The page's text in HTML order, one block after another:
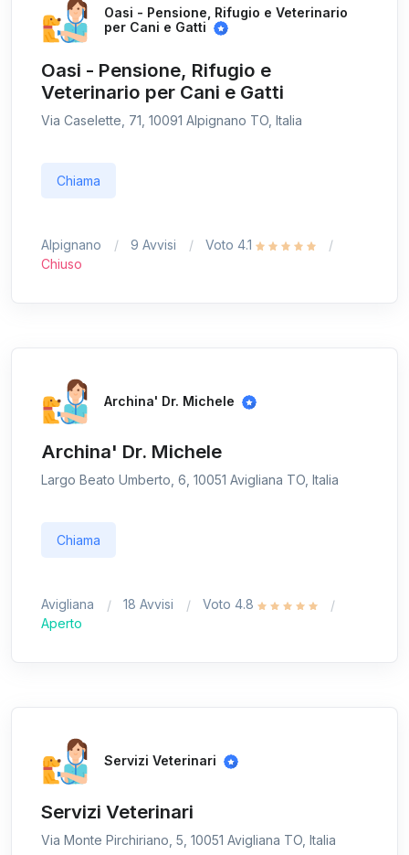
Oasi - Pensione, Rifugio e Veterinario
per Cani e Gatti
Oasi - Pensione, Rifugio e
Veterinario per Cani e Gatti
Via Caselette, 71, 10091 Alpignano TO, Italia
Chiama
Alpignano 9 Avvisi
Voto 4.1
Chiuso
Archina' Dr. Michele
Archina' Dr. Michele
Largo Beato Umberto, 6, 10051 Avigliana TO, Italia
Chiama
Avigliana 18 Avvisi
Voto 4.8
Aperto
Servizi Veterinari
Servizi Veterinari
Via Monte Pirchiriano, 5, 10051 Avigliana TO, Italia